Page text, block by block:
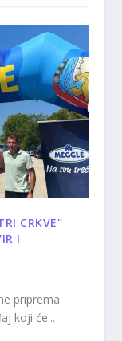
CRKVE“
I
priprema
koji će...